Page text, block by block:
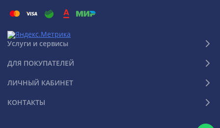
Услуги и сервисы
ДЛЯ ПОКУПАТЕЛЕЙ
ЛИЧНЫЙ КАБИНЕТ
КОНТАКТЫ